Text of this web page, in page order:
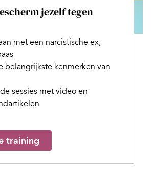
jezelf tegen
met een narcistische ex,
belangrijkste kenmerken van
sessies met video en
training